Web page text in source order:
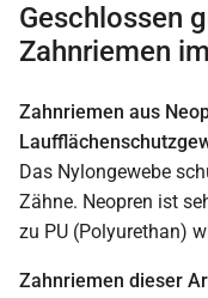
Geschlossen
Zahnriemen
Zahnriemen aus
Das Nylongewebe
Zähne. Neopren ist
zu PU (Polyurethan)
Zahnriemen dieser